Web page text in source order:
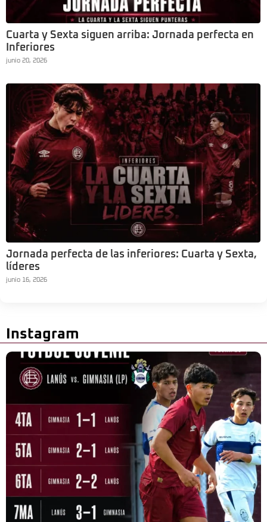
Cuarta y Sexta siguen arriba: Jornada perfecta en
Inferiores
junio 20, 2026
Jornada perfecta de las inferiores: Cuarta y Sexta,
líderes
junio 16, 2026
Instagram